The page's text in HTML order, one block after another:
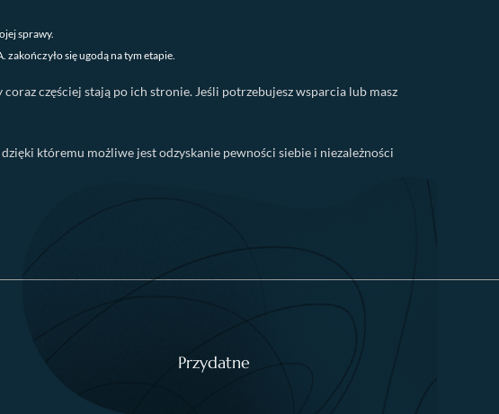
sprawy.
się ugodą na tym etapie.
częściej stają po ich stronie. Jeśli potrzebujesz wsparcia lub masz
któremu możliwe jest odzyskanie pewności siebie i niezależności
Przydatne